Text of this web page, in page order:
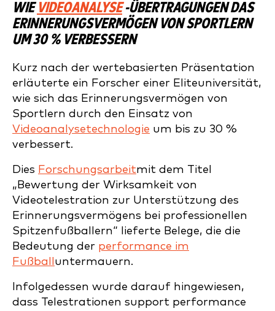
WIE VIDEOANALYSE-ÜBERTRAGUNGEN DAS
ERINNERUNGSVERMÖGEN VON SPORTLERN
UM 30 % VERBESSERN
Kurz nach der wertebasierten Präsentation
erläuterte ein Forscher einer Eliteuniversität,
wie sich das Erinnerungsvermögen von
Sportlern durch den Einsatz von
Videoanalysetechnologie um bis zu 30 %
verbessert.
Dies Forschungsarbeitmit dem Titel
„Bewertung der Wirksamkeit von
Videotelestration zur Unterstützung des
Erinnerungsvermögens bei professionellen
Spitzenfußballern“ lieferte Belege, die die
Bedeutung der performance im
Fußball untermauern.
Infolgedessen wurde darauf hingewiesen,
dass Telestrationen support performance